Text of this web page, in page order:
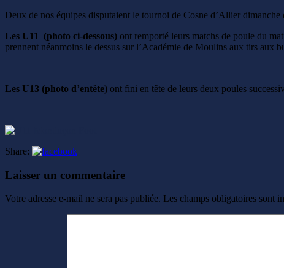
Deux de nos équipes disputaient le tournoi de Cosne d’Allier dimanche
Les U11 (photo ci-dessous) ont remporté leurs matchs de poule du
prennent néanmoins le dessus sur l’Académie de Moulins aux tirs aux
Les U13 (photo d’entête) ont fini en tête de leurs deux poules
Share:
Laisser un commentaire
Votre adresse e-mail ne sera pas publiée. Les champs obligatoires sont